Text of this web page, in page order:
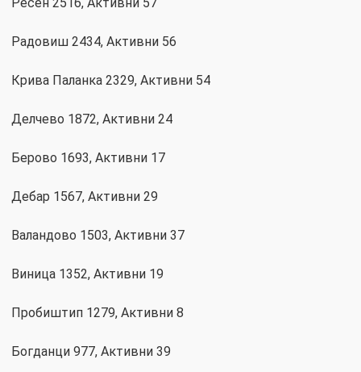
Радовиш 2434, Активни 56
Крива Паланка 2329, Активни 54
Делчево 1872, Активни 24
Берово 1693, Активни 17
Дебар 1567, Активни 29
Валандово 1503, Активни 37
Виница 1352, Активни 19
Пробиштип 1279, Активни 8
Богданци 977, Активни 39